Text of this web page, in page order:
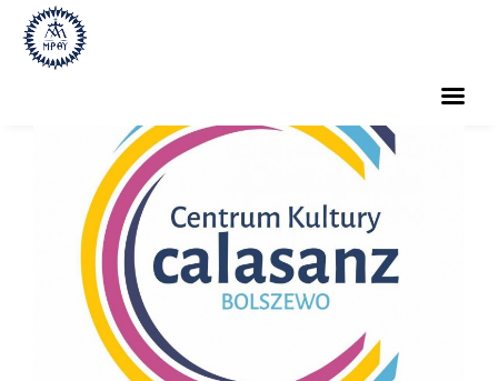
SAKRAMENTY
GRUPY PARAFIALNE
CMENTARZ
KONTAKT